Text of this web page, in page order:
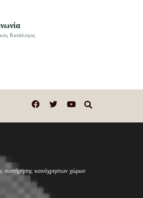
Κατάλογος
κοινόχρηστων χώρων